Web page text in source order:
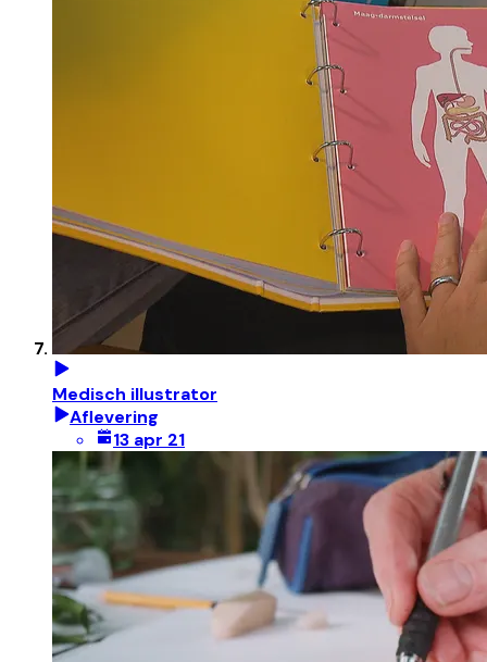
Medisch illustrator
Aflevering
13 apr 21